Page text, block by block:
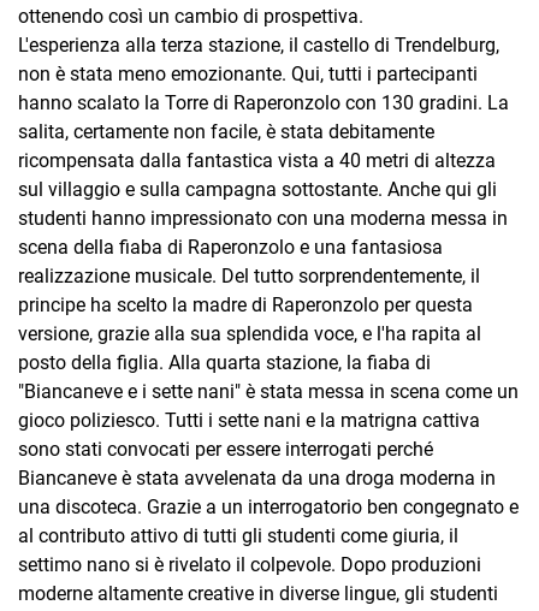
ottenendo così un cambio di prospettiva.
L'esperienza alla terza stazione, il castello di Trendelburg,
non è stata meno emozionante. Qui, tutti i partecipanti
hanno scalato la Torre di Raperonzolo con 130 gradini. La
salita, certamente non facile, è stata debitamente
ricompensata dalla fantastica vista a 40 metri di altezza
sul villaggio e sulla campagna sottostante. Anche qui gli
studenti hanno impressionato con una moderna messa in
scena della fiaba di Raperonzolo e una fantasiosa
realizzazione musicale. Del tutto sorprendentemente, il
principe ha scelto la madre di Raperonzolo per questa
versione, grazie alla sua splendida voce, e l'ha rapita al
posto della figlia. Alla quarta stazione, la fiaba di
"Biancaneve e i sette nani" è stata messa in scena come un
gioco poliziesco. Tutti i sette nani e la matrigna cattiva
sono stati convocati per essere interrogati perché
Biancaneve è stata avvelenata da una droga moderna in
una discoteca. Grazie a un interrogatorio ben congegnato e
al contributo attivo di tutti gli studenti come giuria, il
settimo nano si è rivelato il colpevole. Dopo produzioni
moderne altamente creative in diverse lingue, gli studenti